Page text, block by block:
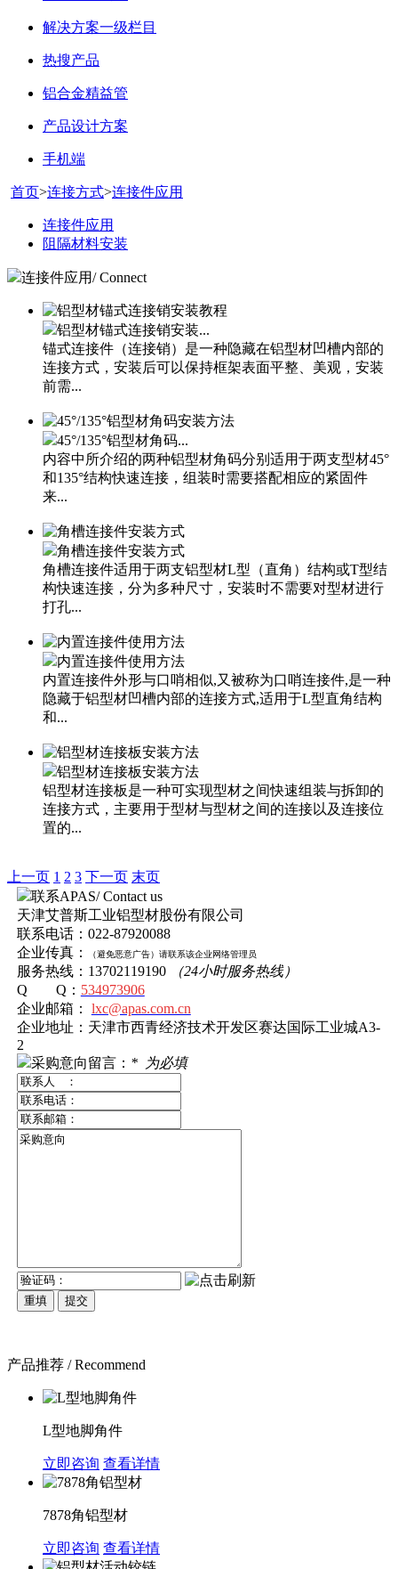
解决方案一级栏目
热搜产品
铝合金精益管
产品设计方案
手机端
首页>连接方式>连接件应用
连接件应用
阻隔材料安装
连接件应用/ Connect
铝型材锚式连接销安装...
锚式连接件（连接销）是一种隐藏在铝型材凹槽内部的
连接方式，安装后可以保持框架表面平整、美观，安装
前需...
45°/135°铝型材角码...
内容中所介绍的两种铝型材角码分别适用于两支型材45°
和135°结构快速连接，组装时需要搭配相应的紧固件
来...
角槽连接件安装方式
角槽连接件适用于两支铝型材L型（直角）结构或T型结
构快速连接，分为多种尺寸，安装时不需要对型材进行
打孔...
内置连接件使用方法
内置连接件外形与口哨相似,又被称为口哨连接件,是一种
隐藏于铝型材凹槽内部的连接方式,适用于L型直角结构
和...
铝型材连接板安装方法
铝型材连接板是一种可实现型材之间快速组装与拆卸的
连接方式，主要用于型材与型材之间的连接以及连接位
置的...
上一页 1 2 3 下一页 末页
联系APAS/ Contact us
天津艾普斯工业铝型材股份有限公司
联系电话：022-87920088
企业传真：
（避免恶意广告） 请联系该企业网络管理员
服务热线：13702119190
（24小时服务热线）
Q Q： 534973906
企业邮箱： lxc@apas.com.cn
企业地址：天津市西青经济技术开发区赛达国际工业城A3-
2
采购意向留言： * 为必填
产品推荐 / Recommend
L型地脚角件
立即咨询 查看详情
7878角铝型材
立即咨询 查看详情